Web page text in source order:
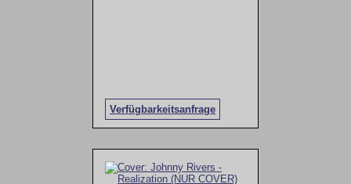
Verfügbarkeitsanfrage